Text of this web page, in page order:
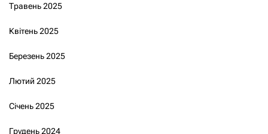
Травень 2025
Квітень 2025
Березень 2025
Лютий 2025
Січень 2025
Грудень 2024